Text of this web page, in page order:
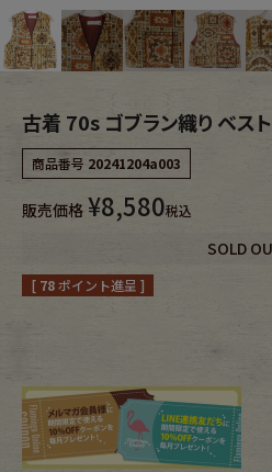
Tops
Bottoms
レディース商品カテ
Tops
小物・アクセサリ
Eye Wear
古着 70s ゴブラン織り ベスト
商品番号 20241204a003
販売価格 ¥8,580税込
SOLD
[ 78ポイント進呈 ]